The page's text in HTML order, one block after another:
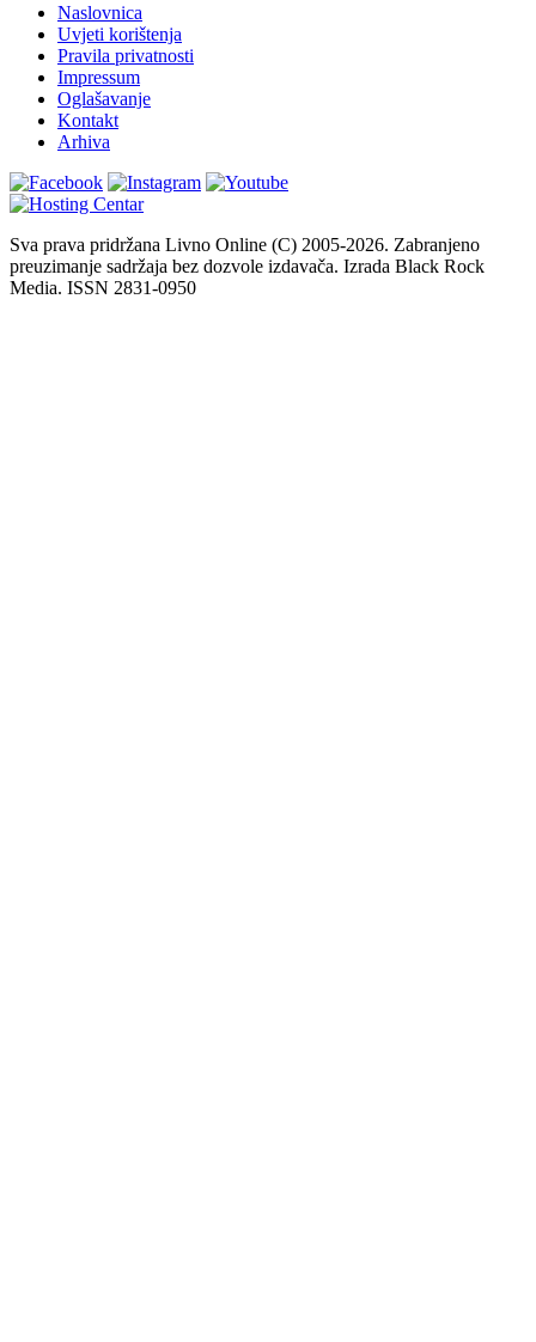
Naslovnica
Uvjeti korištenja
Pravila privatnosti
Impressum
Oglašavanje
Kontakt
Arhiva
Sva prava pridržana Livno Online (C) 2005-2026. Zabranjeno
preuzimanje sadržaja bez dozvole izdavača. Izrada Black Rock
Media. ISSN 2831-0950